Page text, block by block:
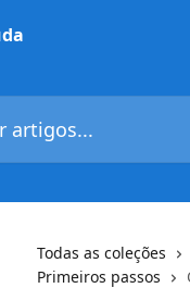
Todas as coleções
Primeiros passos